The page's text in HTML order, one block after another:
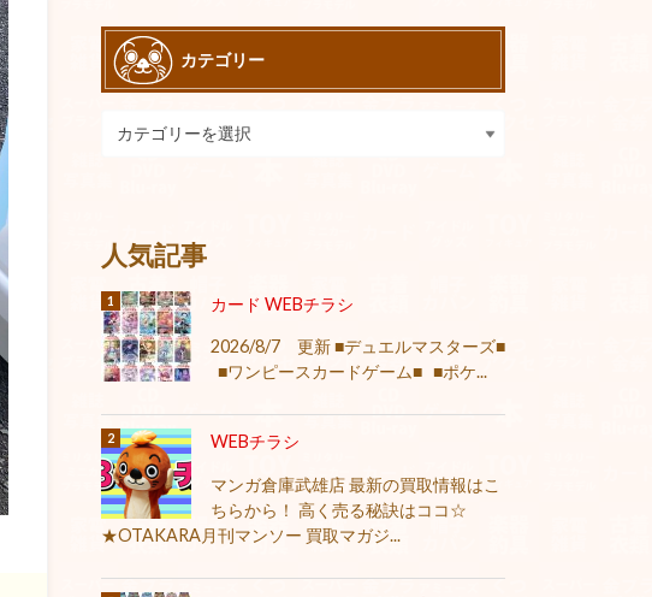
カテゴリー
人気記事
カード WEBチラシ
2026/8/7 更新 ■デュエルマスターズ■
■ワンピースカードゲーム■ ■ポケ...
WEBチラシ
マンガ倉庫武雄店 最新の買取情報はこ
ちらから！ 高く売る秘訣はココ☆
★OTAKARA月刊マンソー 買取マガジ...